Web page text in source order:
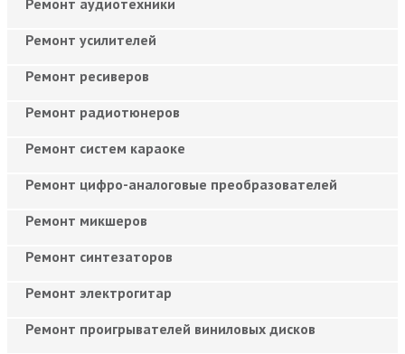
Ремонт усилителей
Ремонт ресиверов
Ремонт радиотюнеров
Ремонт систем караоке
Ремонт цифро-аналоговые преобразователей
Ремонт микшеров
Ремонт синтезаторов
Ремонт электрогитар
Ремонт проигрывателей виниловых дисков